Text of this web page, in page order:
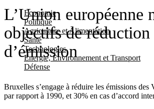
Economie
Politique
Agriculture et Alimentation
Santé
Technologies
Energie, Environnement et Transport
Défense
L’Union européenne
objectifs de réduction
d’émission
Bruxelles s’engage à réduire les émissions des
par rapport à 1990, et 30% en cas d’accord